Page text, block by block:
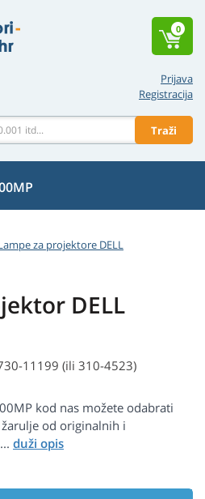
Prijava
Registracija
Traži
0
za projektore DELL
DELL
11199 (ili 310-4523)
kod nas možete odabrati
od originalnih i